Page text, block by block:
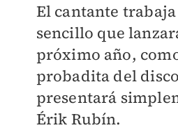
El cantante
sencillo que
próximo año,
probadita del
presentará
Érik Rubín.